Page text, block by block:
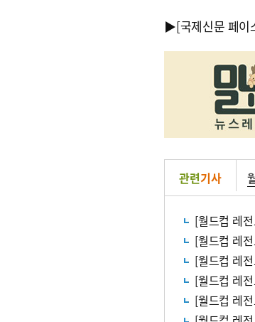
▶[국제신문 페이
관련기사
[월드컵 레
[월드컵 레